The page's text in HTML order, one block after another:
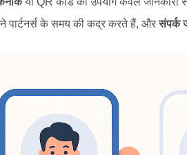
पार्टनर्स के समय की कद्र करते हैं, औरसंपर्क